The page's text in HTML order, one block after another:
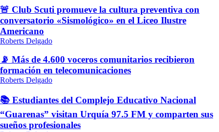
🚨 Club Scuti promueve la cultura preventiva con
conversatorio «Sismológico» en el Liceo Ilustre
Americano
Roberts Delgado
📡 Más de 4.600 voceros comunitarios recibieron
formación en telecomunicaciones
Roberts Delgado
📚 Estudiantes del Complejo Educativo Nacional
“Guarenas” visitan Urquía 97.5 FM y comparten sus
sueños profesionales